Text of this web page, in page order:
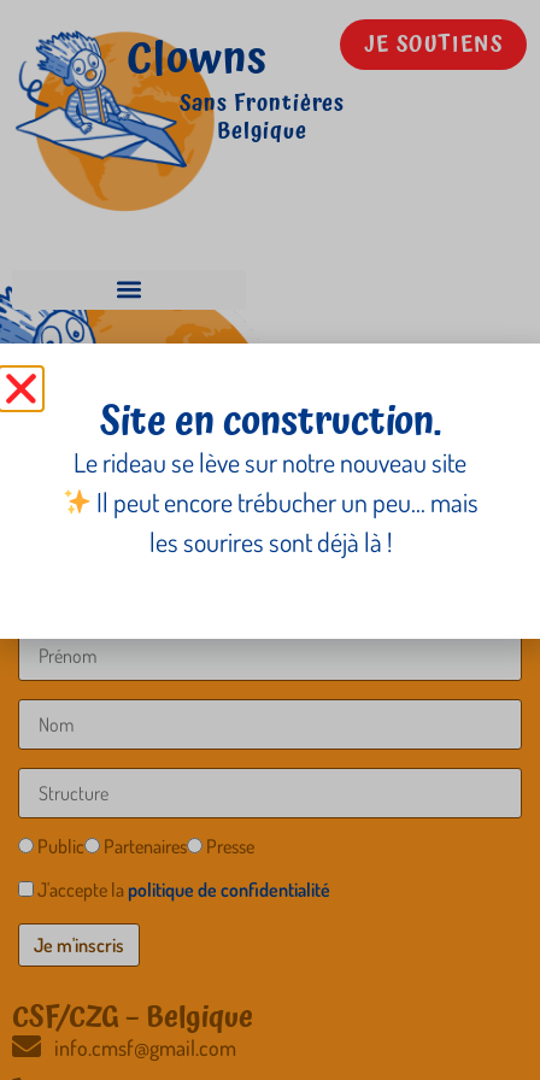
JE SOUTIENS
Clowns
Sans Frontières
Belgique
Les Nations Unies
Newsletter
Public Partenaires
Presse
J'accepte la politique de confidentialité
CSF/CZG – Belgique
info.cmsf@gmail.com
Site en construction.
Le rideau se lève sur notre nouveau site
Il peut encore trébucher un peu… mais
les sourires sont déjà là !